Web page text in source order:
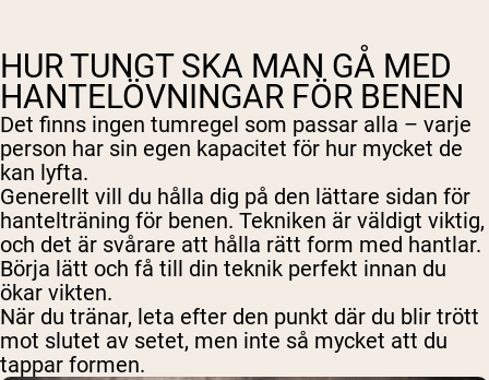
HUR TUNGT SKA MAN GÅ MED
HANTELÖVNINGAR FÖR BENEN
Det finns ingen tumregel som passar alla – varje
person har sin egen kapacitet för hur mycket de
kan lyfta.
Generellt vill du hålla dig på den lättare sidan för
hantelträning för benen. Tekniken är väldigt viktig,
och det är svårare att hålla rätt form med hantlar.
Börja lätt och få till din teknik perfekt innan du
ökar vikten.
När du tränar, leta efter den punkt där du blir trött
mot slutet av setet, men inte så mycket att du
tappar formen.